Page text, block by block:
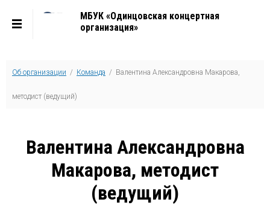
МБУК «Одинцовская концертная
организация»
Об организации / Команда / Валентина Александровна Макарова,
методист (ведущий)
Валентина Александровна
Макарова, методист
(ведущий)